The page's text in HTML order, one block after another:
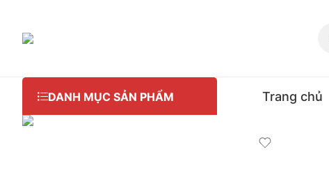
DANH MỤC SẢN PHẨM Trang chủ